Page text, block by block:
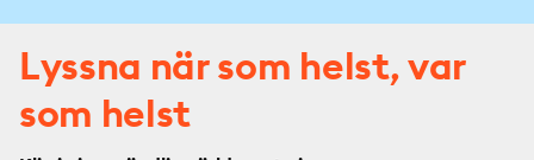
Lyssna när som helst, var
som helst